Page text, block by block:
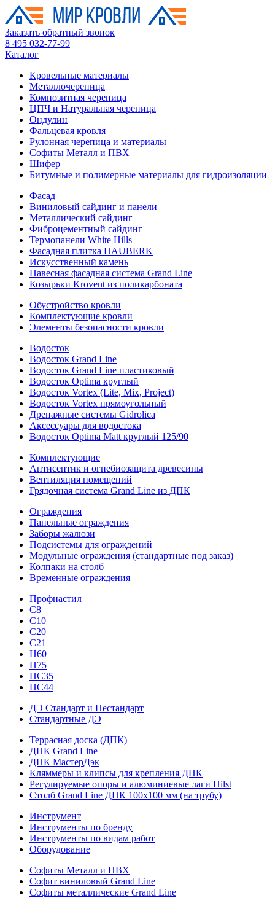
Заказать обратный звонок
8 495 032-77-99
Каталог
Кровельные материалы
Металлочерепица
Композитная черепица
ЦПЧ и Натуральная черепица
Ондулин
Фальцевая кровля
Рулонная черепица и материалы
Софиты Металл и ПВХ
Шифер
Битумные и полимерные материалы для гидроизоляции
Фасад
Виниловый сайдинг и панели
Металлический сайдинг
Фиброцементный сайдинг
Термопанели White Hills
Фасадная плитка HAUBERK
Искусственный камень
Навесная фасадная система Grand Line
Козырьки Krovent из поликарбоната
Обустройство кровли
Комплектующие кровли
Элементы безопасности кровли
Водосток
Водосток Grand Line
Водосток Grand Line пластиковый
Водосток Optima круглый
Водосток Vortex (Lite, Mix, Project)
Водосток Vortex прямоугольный
Дренажные системы Gidrolica
Аксессуары для водостока
Водосток Optima Matt круглый 125/90
Комплектующие
Антисептик и огнебиозащита древесины
Вентиляция помещений
Грядочная система Grand Line из ДПК
Ограждения
Панельные ограждения
Заборы жалюзи
Подсистемы для ограждений
Модульные ограждения (стандартные под заказ)
Колпаки на столб
Временные ограждения
Профнастил
С8
С10
С20
С21
H60
H75
HС35
НС44
ДЭ Стандарт и Нестандарт
Стандартные ДЭ
Террасная доска (ДПК)
ДПК Grand Line
ДПК МастерДэк
Кляммеры и клипсы для крепления ДПК
Регулируемые опоры и алюминиевые лаги Hilst
Столб Grand Line ДПК 100х100 мм (на трубу)
Инструмент
Инструменты по бренду
Инструменты по видам работ
Оборудование
Софиты Металл и ПВХ
Софит виниловый Grand Line
Софиты металлические Grand Line